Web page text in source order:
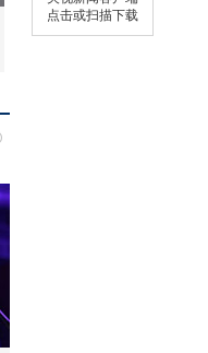
点击或扫描下载